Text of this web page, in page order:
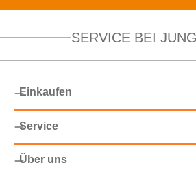
SERVICE BEI
Einkaufen
Service
Über uns